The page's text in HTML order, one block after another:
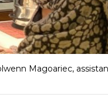
Magoariec,